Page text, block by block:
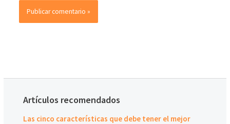
Artículos recomendados
Las cinco características que debe tener el mejor